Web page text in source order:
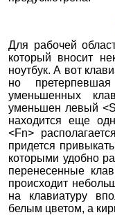
Для рабочей
который вносит
ноутбук. А вот
но
уменьшенных
уменьшен левый
находится еще
<Fn>
придется
которыми удобно
перенесенные
происходит
на клавиатуру
белым цветом, а